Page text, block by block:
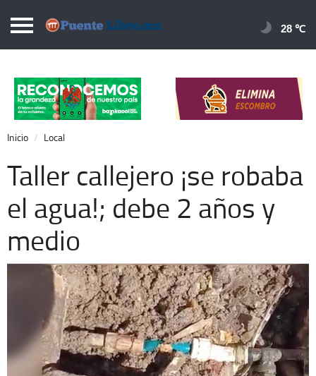
Puentelibre.mx
Local
Nacional
Opinión
Cronos
Economía
Espectáculos
28 ℃
Inicio Local
Taller callejero ¡se robaba
el agua!; debe 2 años y
medio